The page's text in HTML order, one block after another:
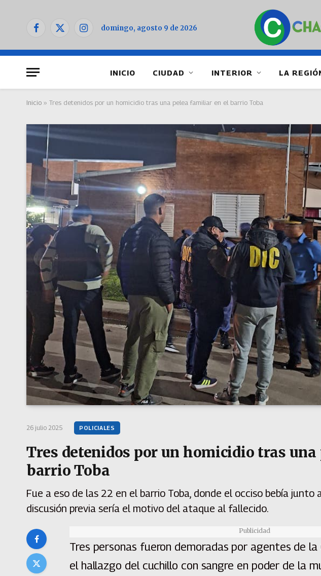
Facebook
X
Instagramdomingo, agosto 9 de 2026
INICIO CIUDAD INTERIOR LA
Inicio » Tres detenidos por un homicidio tras una pelea familiar en el barrio Toba
26 julio 2025 POLICIALES
Tres detenidos por un homicidio tras
barrio Toba
Fue a eso de las 22 en el barrio Toba, donde el occiso bebía junto
discusión previa sería el motivo del ataque al fallecido.
Publicidad
Tres personas fueron demoradas por agentes de la
el hallazgo del cuchillo con sangre en poder de la